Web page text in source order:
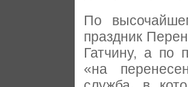
По
праздник
Гатчину, а по
«на